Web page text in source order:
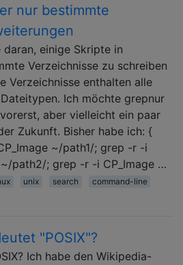
nur bestimmte
daran, einige Skripte in
Verzeichnisse zu schreiben
Verzeichnisse enthalten alle
Ich möchte grepnur
aber vielleicht ein paar
Zukunft. Bisher habe ich: {
~/path1/; grep -r -i
~/path2/; grep -r -i CP_Image …
unix search
command-line
"POSIX"?
Ich habe den Wikipedia-